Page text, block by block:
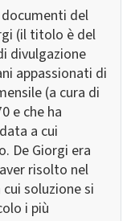
del
(il titolo è del
divulgazione
appassionati di
(a cura di
e che ha
a cui
De Giorgi era
risolto nel
soluzione si
i più